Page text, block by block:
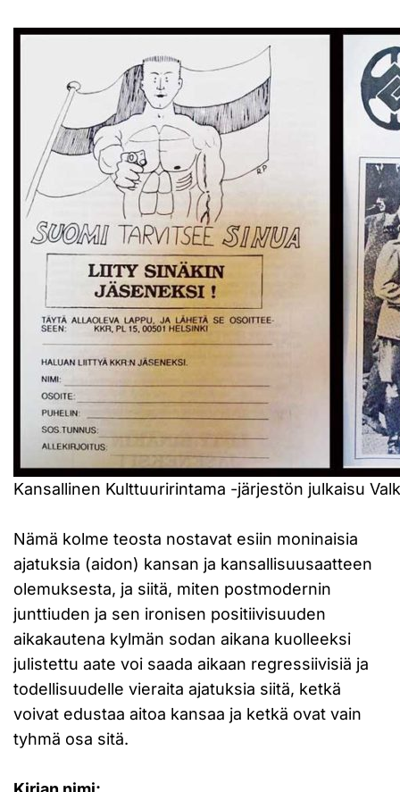
Kansallinen Kulttuuririntama -järjestön julkaisu
Nämä kolme teosta nostavat esiin moninaisia
ajatuksia (aidon) kansan ja kansallisuusaatteen
olemuksesta, ja siitä, miten postmodernin
junttiuden ja sen ironisen positiivisuuden
aikakautena kylmän sodan aikana kuolleeksi
julistettu aate voi saada aikaan regressiivisiä ja
todellisuudelle vieraita ajatuksia siitä, ketkä
voivat edustaa aitoa kansaa ja ketkä ovat vain
tyhmä osa sitä.